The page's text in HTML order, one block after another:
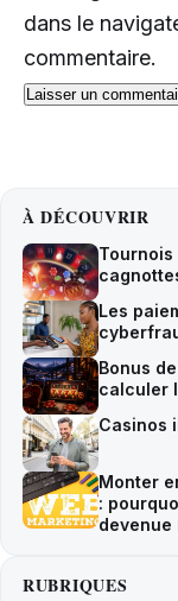
dans le
commentaire.
À DÉCOUVRIR
Les
Bonus
calculer
Casinos
Monter
:
devenue
RUBRIQUES